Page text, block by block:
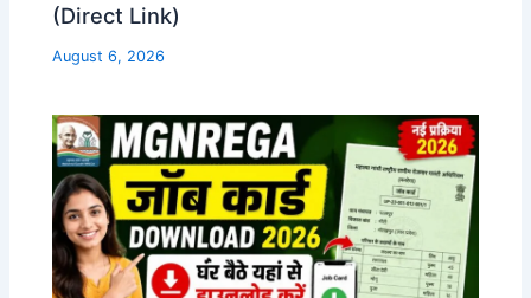
(Direct Link)
August 6, 2026